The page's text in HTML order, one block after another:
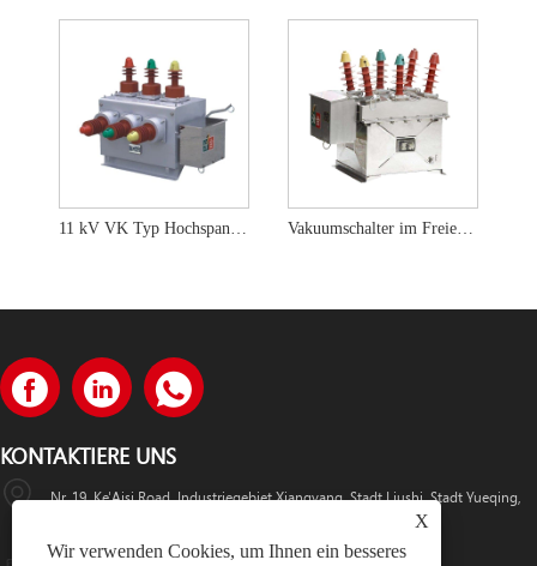
KONTAKTIERE UNS
Nr. 19, Ke'Aisi Road, Industriegebiet Xiangyang, Stadt Liushi, Stadt Yueqing,
X
Wir verwenden Cookies, um Ihnen ein besseres